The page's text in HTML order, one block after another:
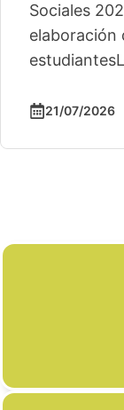
Sociales
elaboración
estudiantes
21/07/2026